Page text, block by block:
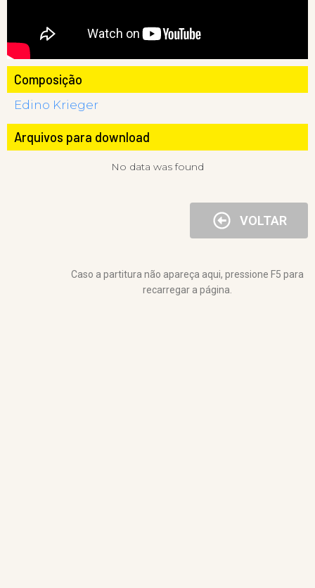
Composição
Edino Krieger
Arquivos para download
No data was found
VOLTAR
Caso a partitura não apareça aqui, pressione F5 para
recarregar a página.